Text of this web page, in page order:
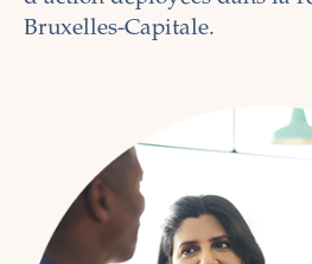
Bruxelles-Capitale.